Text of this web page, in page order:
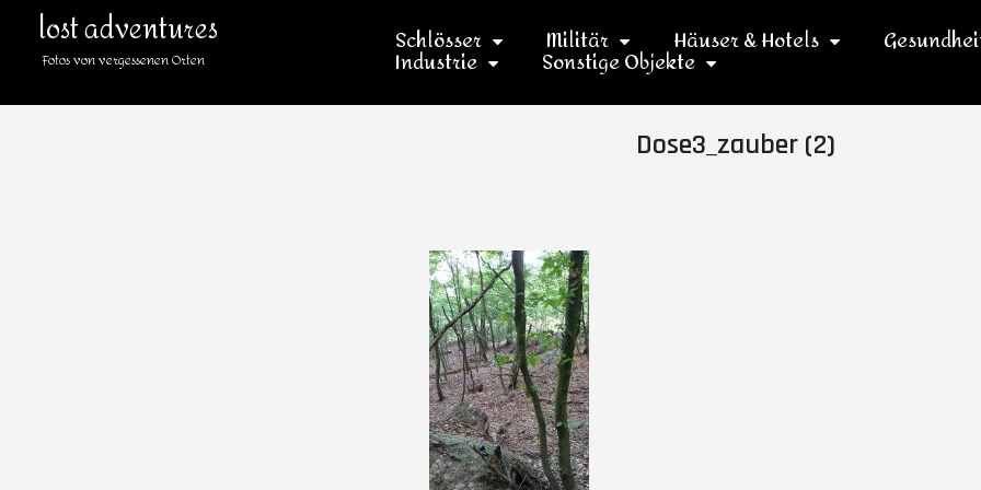
lost adventures
Fotos von vergessenen Orten Schlösser Militär Häuser & Hotels
Industrie Sonstige Objekte
Dose3_zauber (2)